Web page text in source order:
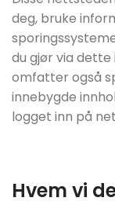
deg, bruke
du gjør via
omfatter også
innebygde
logget inn på
Hvem vi